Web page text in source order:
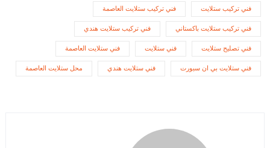
فني تركيب ستلايت فني تركيب ستلايت العاصمة
فني تركيب ستلايت باكستاني فني تركيب ستلايت هندي
فني تصليح ستلايت فني ستلايت فني ستلايت العاصمة
فني ستلايت بي ان سبورت فني ستلايت هندي محل ستلايت العاصمة